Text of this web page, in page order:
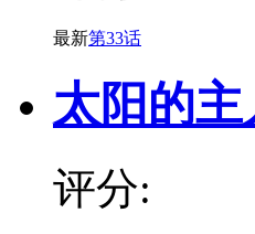
最新第33话
太阳的主
评分: